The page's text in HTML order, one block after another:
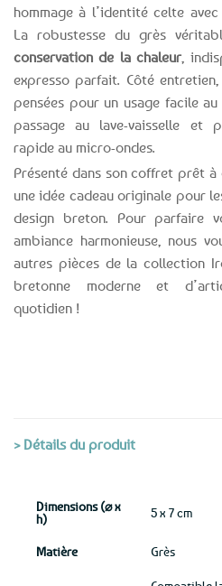
hommage à l’identité celte
La robustesse du grès
conservation de la chaleur,
expresso parfait. Côté
pensées pour un usage facile
passage au lave-vaisselle et
rapide au micro-ondes.
Présenté dans son coffret prêt
une idée cadeau originale pour
design breton. Pour parfaire
ambiance harmonieuse, nous
autres pièces de la collection
bretonne moderne et
quotidien !
> Détails du produit
Dimensions (⌀ x
h)
5 x 7 cm
Matière Grès